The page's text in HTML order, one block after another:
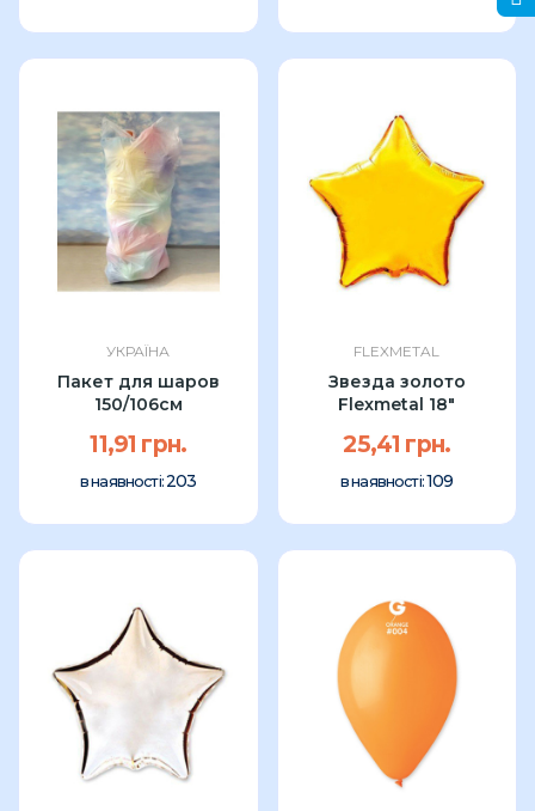
УКРАЇНА
Пакет для шаров
150/106см
11,91 грн.
в наявності:203
FLEXMETAL
Звезда золото
Flexmetal 18"
25,41 грн.
в наявності:109